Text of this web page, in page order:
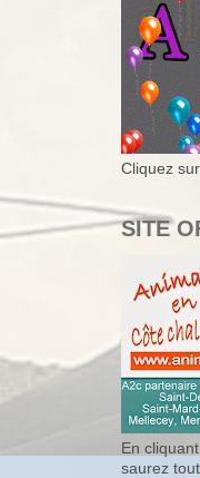
Cliquez
SITE
En
saurez